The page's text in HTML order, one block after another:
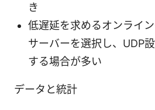
き
低遅延を求めるオンライ
サーバーを選択し、UDP
する場合が多い
データと統計